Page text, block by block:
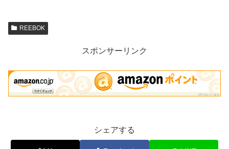
REEBOK
スポンサーリンク
シェアする